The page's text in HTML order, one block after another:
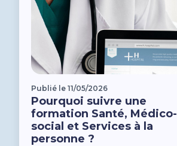
Publié le 11/05/2026
Pourquoi suivre une
formation Santé, Médico-
social et Services à la
personne ?